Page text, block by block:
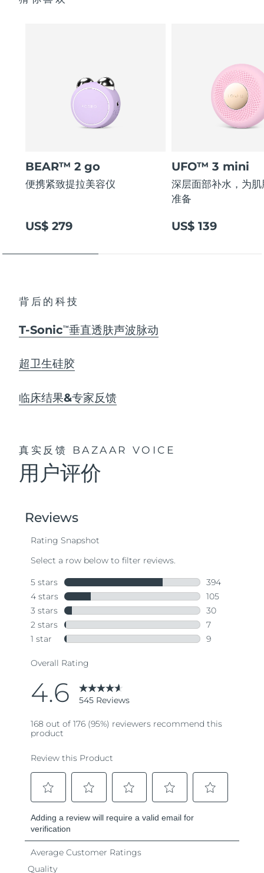
BEAR™ 2 go
便携紧致提拉美容仪
US$ 279
UFO™ 3 mini
深层面部补水，为
准备
US$ 139
背后的科技
T-SonicTM 垂直透肤声波脉动
超卫生硅胶
临床结果&专家反馈
真实反馈 BAZAAR VOICE
用户评价